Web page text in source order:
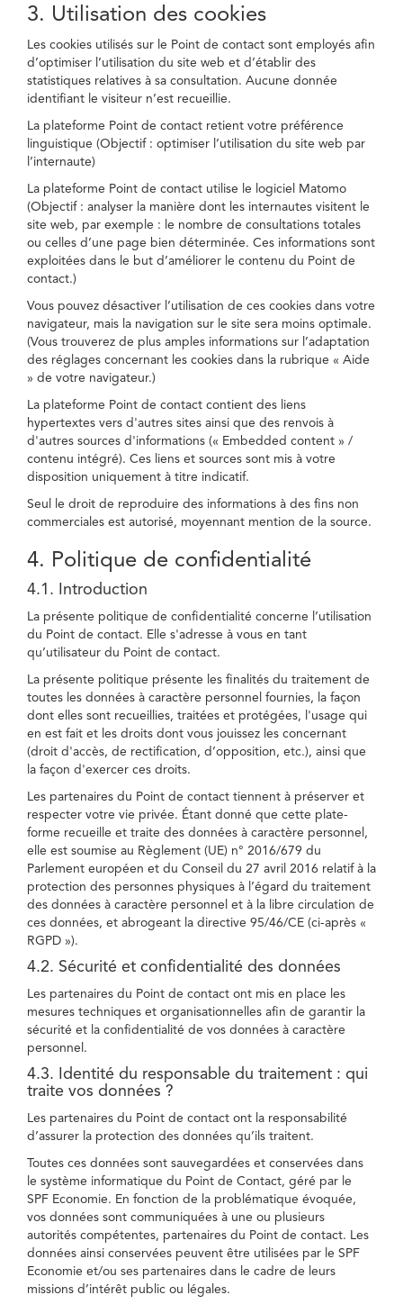
3. Utilisation des cookies
Les cookies utilisés sur le Point de contact sont employés afin
d’optimiser l’utilisation du site web et d’établir des
statistiques relatives à sa consultation. Aucune donnée
identifiant le visiteur n’est recueillie.
La plateforme Point de contact retient votre préférence
linguistique (Objectif : optimiser l’utilisation du site web par
l’internaute)
La plateforme Point de contact utilise le logiciel Matomo
(Objectif : analyser la manière dont les internautes visitent le
site web, par exemple : le nombre de consultations totales
ou celles d’une page bien déterminée. Ces informations sont
exploitées dans le but d’améliorer le contenu du Point de
contact.)
Vous pouvez désactiver l’utilisation de ces cookies dans votre
navigateur, mais la navigation sur le site sera moins optimale.
(Vous trouverez de plus amples informations sur l’adaptation
des réglages concernant les cookies dans la rubrique « Aide
» de votre navigateur.)
La plateforme Point de contact contient des liens
hypertextes vers d'autres sites ainsi que des renvois à
d'autres sources d'informations (« Embedded content » /
contenu intégré). Ces liens et sources sont mis à votre
disposition uniquement à titre indicatif.
Seul le droit de reproduire des informations à des fins non
commerciales est autorisé, moyennant mention de la source.
4. Politique de confidentialité
4.1. Introduction
La présente politique de confidentialité concerne l’utilisation
du Point de contact. Elle s'adresse à vous en tant
qu’utilisateur du Point de contact.
La présente politique présente les finalités du traitement de
toutes les données à caractère personnel fournies, la façon
dont elles sont recueillies, traitées et protégées, l'usage qui
en est fait et les droits dont vous jouissez les concernant
(droit d'accès, de rectification, d’opposition, etc.), ainsi que
la façon d'exercer ces droits.
Les partenaires du Point de contact tiennent à préserver et
respecter votre vie privée. Étant donné que cette plate-
forme recueille et traite des données à caractère personnel,
elle est soumise au Règlement (UE) n° 2016/679 du
Parlement européen et du Conseil du 27 avril 2016 relatif à la
protection des personnes physiques à l’égard du traitement
des données à caractère personnel et à la libre circulation de
ces données, et abrogeant la directive 95/46/CE (ci-après «
RGPD »).
4.2. Sécurité et confidentialité des données
Les partenaires du Point de contact ont mis en place les
mesures techniques et organisationnelles afin de garantir la
sécurité et la confidentialité de vos données à caractère
personnel.
4.3. Identité du responsable du traitement : qui
traite vos données ?
Les partenaires du Point de contact ont la responsabilité
d’assurer la protection des données qu’ils traitent.
Toutes ces données sont sauvegardées et conservées dans
le système informatique du Point de Contact, géré par le
SPF Economie. En fonction de la problématique évoquée,
vos données sont communiquées à une ou plusieurs
autorités compétentes, partenaires du Point de contact. Les
données ainsi conservées peuvent être utilisées par le SPF
Economie et/ou ses partenaires dans le cadre de leurs
missions d’intérêt public ou légales.